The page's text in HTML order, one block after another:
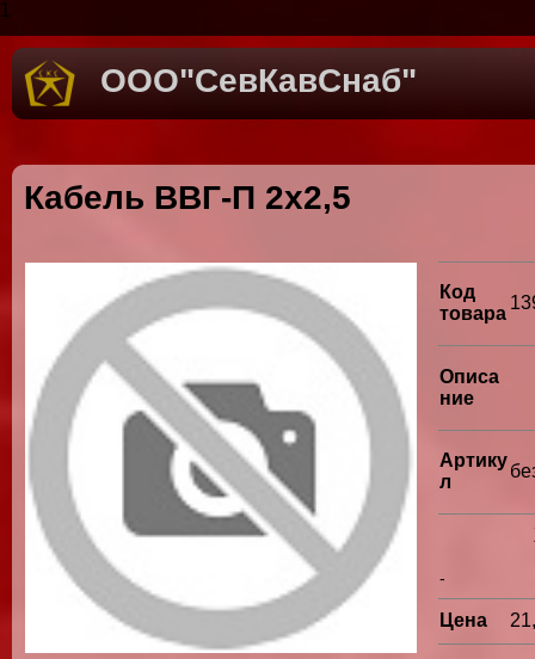
1
ООО"СевКавСнаб"
Кабель ВВГ-П 2х2,5
Код
товара
Описа
ние
Артику
л
-
Цена